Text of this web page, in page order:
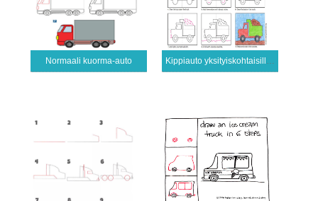
Normaali kuorma-auto Kippiauto yksityiskohtaisilla oppailla